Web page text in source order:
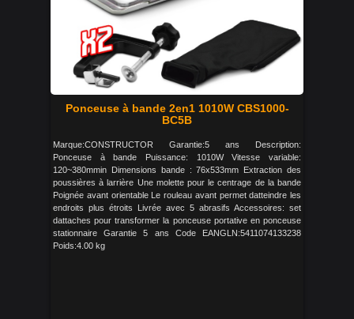
Ponceuse à bande 2en1 1010W CBS1000-
BC5B
Marque:CONSTRUCTOR Garantie:5 ans Description:
Ponceuse à bande Puissance: 1010W Vitesse variable:
120~380mmin Dimensions bande : 76x533mm Extraction des
poussières à larrière Une molette pour le centrage de la bande
Poignée avant orientable Le rouleau avant permet datteindre les
endroits plus étroits Livrée avec 5 abrasifs Accessoires: set
dattaches pour transformer la ponceuse portative en ponceuse
stationnaire Garantie 5 ans Code EANGLN:5411074133238
Poids:4.00 kg